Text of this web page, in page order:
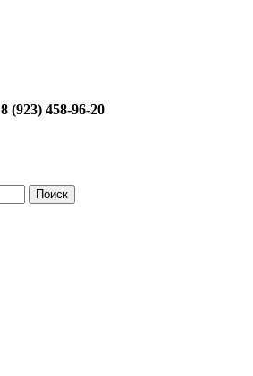
8 (923) 458-96-20
Поиск